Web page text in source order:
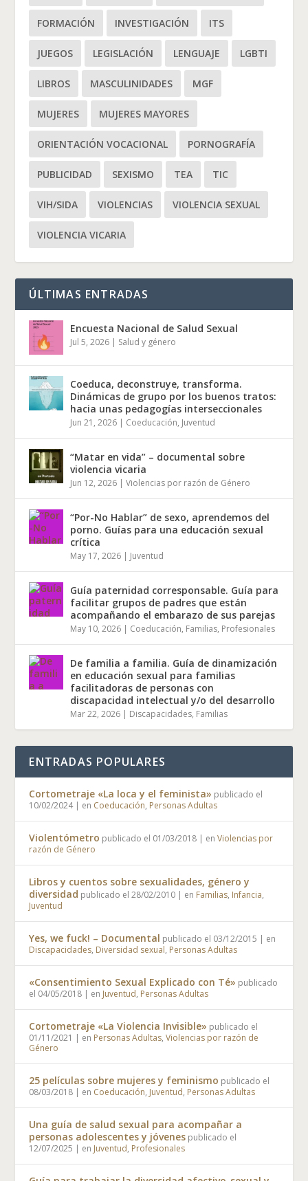
FORMACIÓN INVESTIGACIÓN ITS
JUEGOS LEGISLACIÓN LENGUAJE LGBTI
LIBROS MASCULINIDADES MGF
MUJERES MUJERES MAYORES
ORIENTACIÓN VOCACIONAL PORNOGRAFÍA
PUBLICIDAD SEXISMO TEA TIC
VIH/SIDA VIOLENCIAS VIOLENCIA SEXUAL
VIOLENCIA VICARIA
ÚLTIMAS ENTRADAS
Encuesta Nacional de Salud Sexual
Jul 5, 2026 | Salud y género
Coeduca, deconstruye, transforma.
Dinámicas de grupo por los buenos tratos:
hacia unas pedagogías interseccionales
Jun 21, 2026 | Coeducación, Juventud
“Matar en vida” – documental sobre
violencia vicaria
Jun 12, 2026 |Violencias por razón de Género
“Por-No Hablar” de sexo, aprendemos del
porno. Guías para una educación sexual
crítica
May 17, 2026 | Juventud
Guía paternidad corresponsable. Guía para
facilitar grupos de padres que están
acompañando el embarazo de sus parejas
May 10, 2026 | Coeducación, Familias, Profesionales
De familia a familia. Guía de dinamización
en educación sexual para familias
facilitadoras de personas con
discapacidad intelectual y/o del desarrollo
Mar 22, 2026 | Discapacidades, Familias
ENTRADAS POPULARES
Cortometraje «La loca y el feminista» publicado el
10/02/2024| en Coeducación, Personas Adultas
Violentómetro publicado el 01/03/2018 | enViolencias por
razón de Género
Libros y cuentos sobre sexualidades, género y
diversidad publicado el 28/02/2010 | en Familias, Infancia,
Juventud
Yes, we fuck! – Documental publicado el 03/12/2015 | en
Discapacidades, Diversidad sexual, Personas Adultas
«Consentimiento Sexual Explicado con Té» publicado
el 04/05/2018 | en Juventud, Personas Adultas
Cortometraje «La Violencia Invisible» publicado el
01/11/2021 | en Personas Adultas,Violencias por razón de
Género
25 películas sobre mujeres y feminismo publicado el
08/03/2018 | en Coeducación, Juventud, Personas Adultas
Una guía de salud sexual para acompañar a
personas adolescentes y jóvenes publicado el
12/07/2025 | en Juventud, Profesionales